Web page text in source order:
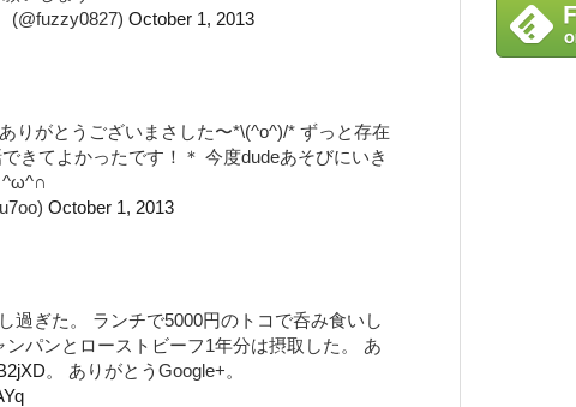
October 1, 2013
りがとうございまさした〜*\(^o^)/* ずっと存在
きてよかったです！＊ 今度dudeあそびにいき
October 1, 2013
過ぎた。 ランチで5000円のトコで呑み食いし
ンパンとローストビーフ1年分は摂取した。 あ
。 ありがとうGoogle+。